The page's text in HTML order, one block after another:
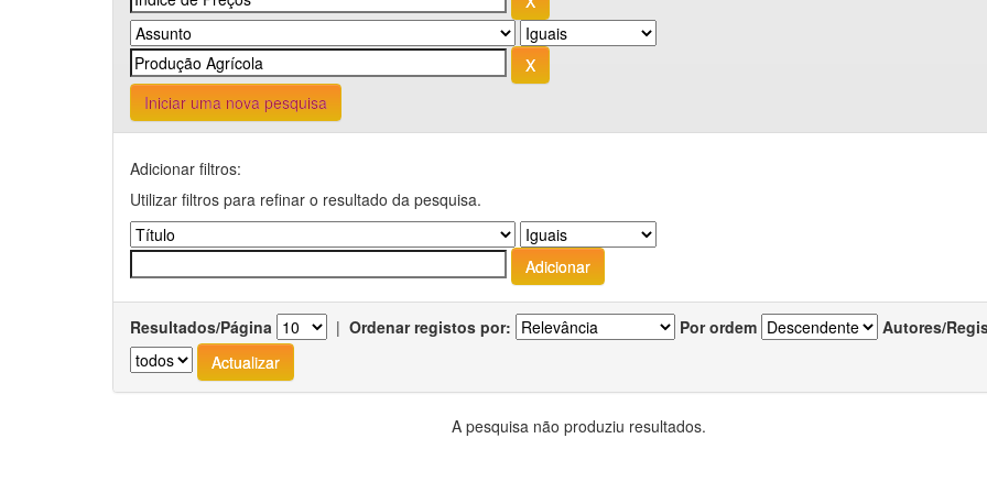
Iniciar uma nova pesquisa
Adicionar filtros:
Utilizar filtros para refinar o resultado da pesquisa.
Resultados/Página | Ordenar registos por: Por ordem Autores/
A pesquisa não produziu resultados.